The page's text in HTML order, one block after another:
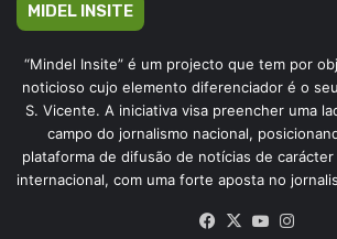
MIDEL INSITE
“Mindel Insite” é um projecto que tem por
noticioso cujo elemento diferenciador é o
S. Vicente. A iniciativa visa preencher uma
campo do jornalismo nacional,
plataforma de difusão de notícias de
internacional, com uma forte aposta no
Facebook
X YouTube